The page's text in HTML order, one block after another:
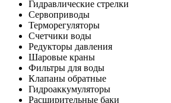
Гидравлические стрелки
Сервоприводы
Терморегуляторы
Счетчики воды
Редукторы давления
Шаровые краны
Фильтры для воды
Клапаны обратные
Гидроаккумуляторы
Расширительные баки